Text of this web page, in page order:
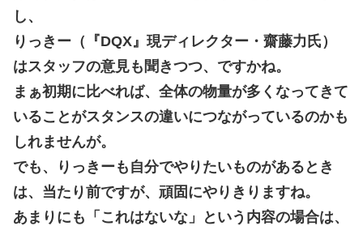
し、
りっきー（『DQX』現ディレクター・齋藤力氏）
はスタッフの意見も聞きつつ、ですかね。
まぁ初期に比べれば、全体の物量が多くなってきて
いることがスタンスの違いにつながっているのかも
しれませんが。
でも、りっきーも自分でやりたいものがあるとき
は、当たり前ですが、頑固にやりきりますね。
あまりにも「これはないな」という内容の場合は、